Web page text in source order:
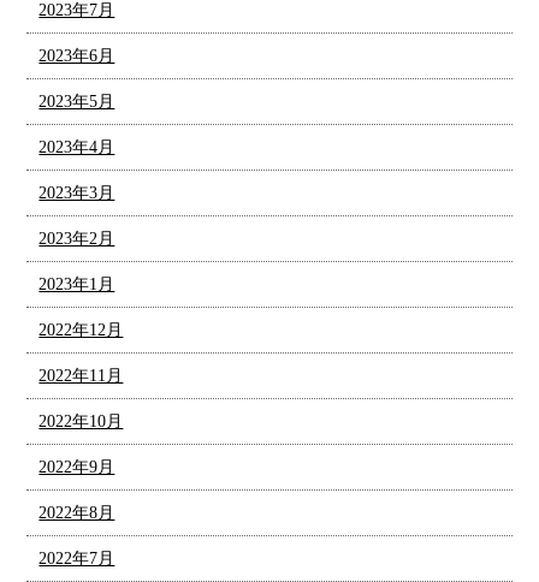
2023年7月
2023年6月
2023年5月
2023年4月
2023年3月
2023年2月
2023年1月
2022年12月
2022年11月
2022年10月
2022年9月
2022年8月
2022年7月